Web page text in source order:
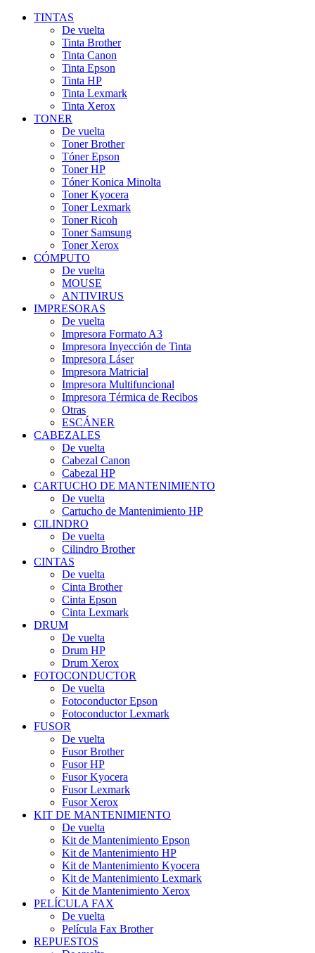
TINTAS
De vuelta
Tinta Brother
Tinta Canon
Tinta Epson
Tinta HP
Tinta Lexmark
Tinta Xerox
TONER
De vuelta
Toner Brother
Tóner Epson
Toner HP
Tóner Konica Minolta
Toner Kyocera
Toner Lexmark
Toner Ricoh
Toner Samsung
Toner Xerox
CÓMPUTO
De vuelta
MOUSE
ANTIVIRUS
IMPRESORAS
De vuelta
Impresora Formato A3
Impresora Inyección de Tinta
Impresora Láser
Impresora Matricial
Impresora Multifuncional
Impresora Térmica de Recibos
Otras
ESCÁNER
CABEZALES
De vuelta
Cabezal Canon
Cabezal HP
CARTUCHO DE MANTENIMIENTO
De vuelta
Cartucho de Mantenimiento HP
CILINDRO
De vuelta
Cilindro Brother
CINTAS
De vuelta
Cinta Brother
Cinta Epson
Cinta Lexmark
DRUM
De vuelta
Drum HP
Drum Xerox
FOTOCONDUCTOR
De vuelta
Fotoconductor Epson
Fotoconductor Lexmark
FUSOR
De vuelta
Fusor Brother
Fusor HP
Fusor Kyocera
Fusor Lexmark
Fusor Xerox
KIT DE MANTENIMIENTO
De vuelta
Kit de Mantenimiento Epson
Kit de Mantenimiento HP
Kit de Mantenimiento Kyocera
Kit de Mantenimiento Lexmark
Kit de Mantenimiento Xerox
PELÍCULA FAX
De vuelta
Película Fax Brother
REPUESTOS